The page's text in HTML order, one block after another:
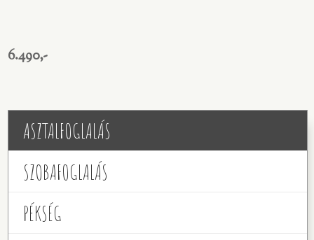
6.490,-
ASZTALFOGLALÁS
SZOBAFOGLALÁS
PÉKSÉG